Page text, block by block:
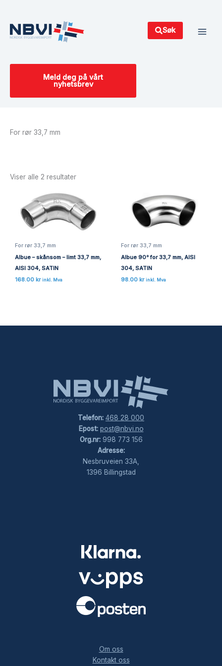
innholdet
Søk
Meld deg på vårt
nyhetsbrev
For rør 33,7 mm
Viser alle 2 resultater
For rør 33,7 mm
Albue – skånsom – limt 33,7 mm,
AISI 304, SATIN
168.00 kr inkl. Mva
For rør 33,7 mm
Albue 90° for 33,7 mm, AISI
304, SATIN
98.00 kr inkl. Mva
Telefon: 468 28 000
Epost: post@nbvi.no
Org.nr:998 773 156
Adresse:
Nesbruveien 33A,
1396 Billingstad
Om oss
Kontakt oss